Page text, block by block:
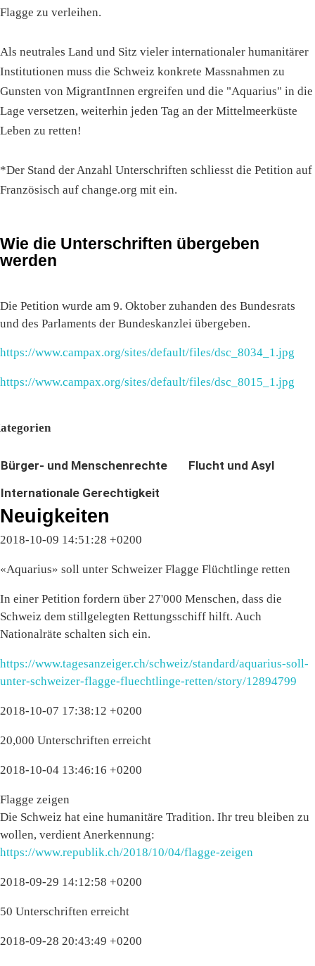
Flagge zu verleihen.
Als neutrales Land und Sitz vieler internationaler humanitärer
Institutionen muss die Schweiz konkrete Massnahmen zu
Gunsten von MigrantInnen ergreifen und die "Aquarius" in die
Lage versetzen, weiterhin jeden Tag an der Mittelmeerküste
Leben zu retten!
*Der Stand der Anzahl Unterschriften schliesst die Petition auf
Französisch auf change.org mit ein.
Wie die Unterschriften übergeben
werden
Die Petition wurde am 9. Oktober zuhanden des Bundesrats
und des Parlaments der Bundeskanzlei übergeben.
https://www.campax.org/sites/default/files/dsc_8034_1.jpg
https://www.campax.org/sites/default/files/dsc_8015_1.jpg
Bürger- und Menschenrechte
Flucht und Asyl
Internationale Gerechtigkeit
Neuigkeiten
2018-10-09 14:51:28 +0200
«Aquarius» soll unter Schweizer Flagge Flüchtlinge retten
In einer Petition fordern über 27'000 Menschen, dass die
Schweiz dem stillgelegten Rettungsschiff hilft. Auch
Nationalräte schalten sich ein.
https://www.tagesanzeiger.ch/schweiz/standard/aquarius-soll-
unter-schweizer-flagge-fluechtlinge-retten/story/12894799
2018-10-07 17:38:12 +0200
20,000 Unterschriften erreicht
2018-10-04 13:46:16 +0200
Flagge zeigen
Die Schweiz hat eine humanitäre Tradition. Ihr treu bleiben zu
wollen, verdient Anerkennung:
https://www.republik.ch/2018/10/04/flagge-zeigen
2018-09-29 14:12:58 +0200
50 Unterschriften erreicht
2018-09-28 20:43:49 +0200